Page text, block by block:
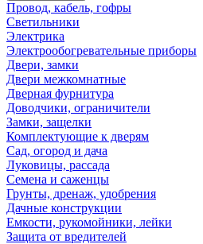
Провод, кабель, гофры
Светильники
Электрика
Электрообогревательные приборы
Двери, замки
Двери межкомнатные
Дверная фурнитура
Доводчики, ограничители
Замки, защелки
Комплектующие к дверям
Сад, огород и дача
Луковицы, рассада
Семена и саженцы
Грунты, дренаж, удобрения
Дачные конструкции
Емкости, рукомойники, лейки
Защита от вредителей